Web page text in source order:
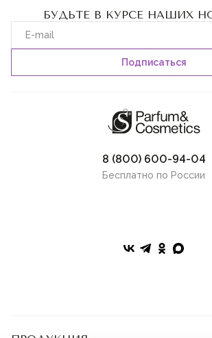
БУДЬТЕ В КУРСЕ НАШИХ
8 (800) 600-94-04
Бесплатно по России